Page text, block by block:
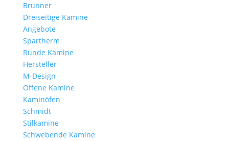
Brunner
Dreiseitige Kamine
Angebote
Spartherm
Runde Kamine
Hersteller
M-Design
Offene Kamine
Kaminöfen
Schmidt
Stilkamine
Schwebende Kamine